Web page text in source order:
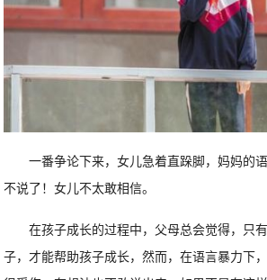
一番争论下来，女儿急着直跺脚，妈妈的
不说了！女儿不太敢相信。
在孩子成长的过程中，父母总会觉得，只
子，才能帮助孩子成长，然而，在语言暴力下